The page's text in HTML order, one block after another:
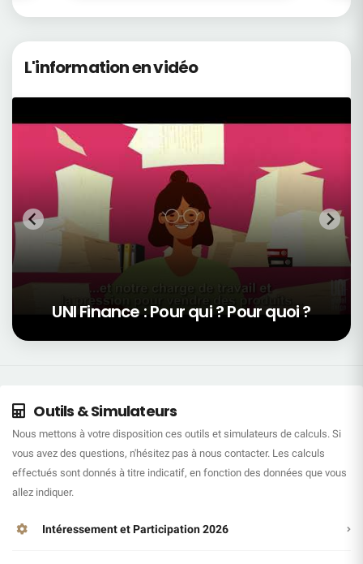
L'information en vidéo
UNI Finance : Pour qui ? Pour quoi ?
Outils & Simulateurs
Nous mettons à votre disposition ces outils et simulateurs de calculs. Si
vous avez des questions, n'hésitez pas à nous contacter. Les calculs
effectués sont donnés à titre indicatif, en fonction des données que vous
allez indiquer.
Intéressement et Participation 2026